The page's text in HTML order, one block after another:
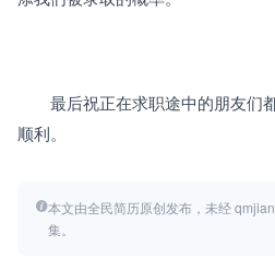
最后祝正在求职途中的朋友们
顺利。
本文由全民简历原创发布，未经
集。